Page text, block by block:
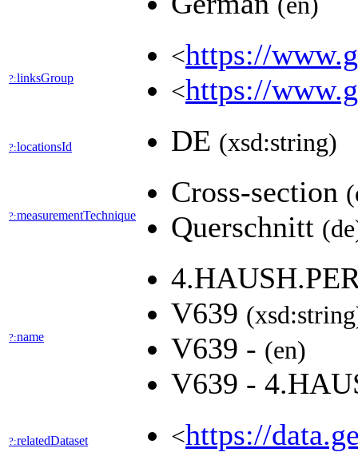
?:linksGroup
<https://
<https://
?:locationsId DE (xsd:string)
?:measurementTechnique
Cross-section
Querschnitt
?:name
V639
V639 - (en)
V639 -
?:relatedDataset <https://